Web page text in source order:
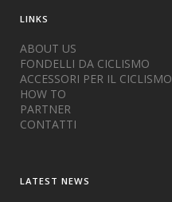
LINKS
ABOUT US
FONDELLI DA CICLISMO
ACCESSORI PER IL CICLISMO
HOW TO
PARTNER
CONTATTI
LATEST NEWS